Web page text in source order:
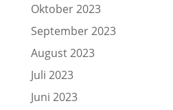
Oktober 2023
September 2023
August 2023
Juli 2023
Juni 2023